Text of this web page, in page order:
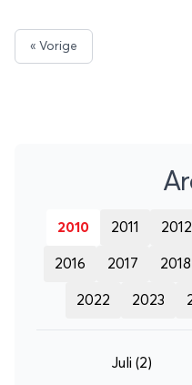
« Vorige
2010 2011 2012
2016 2017 2018
2022 2023
Juli (2)